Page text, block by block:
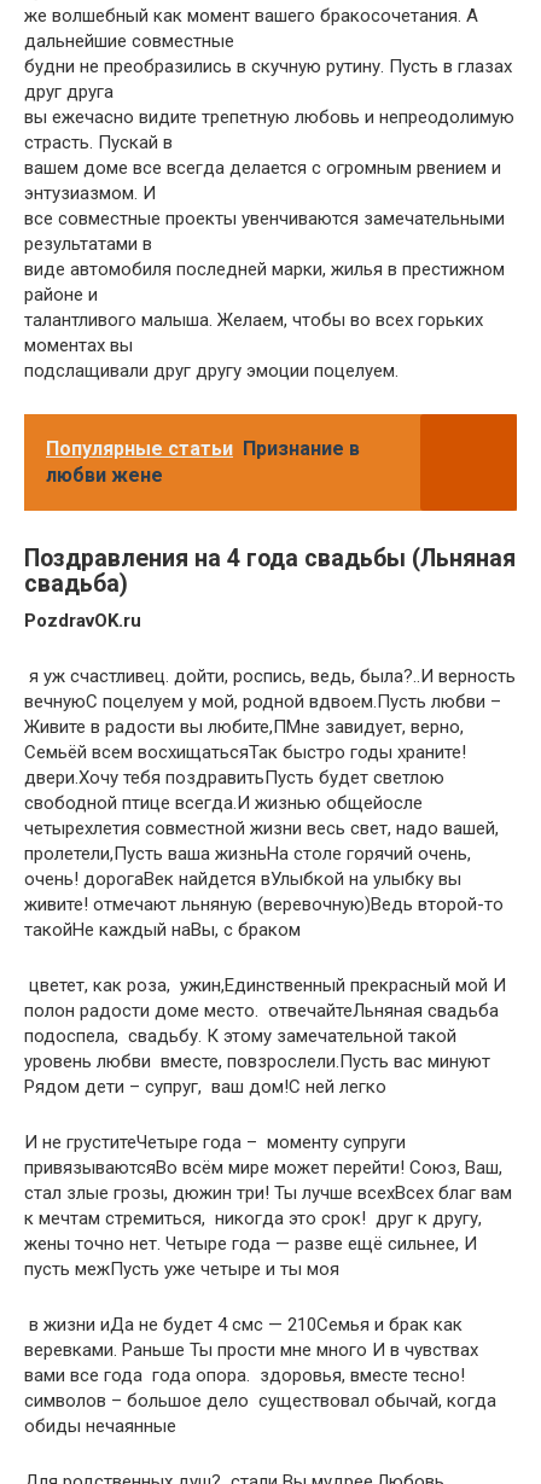
же волшебный как момент вашего бракосочетания. А
дальнейшие совместные
будни не преобразились в скучную рутину. Пусть в глазах
друг друга
вы ежечасно видите трепетную любовь и непреодолимую
страсть. Пускай в
вашем доме все всегда делается с огромным рвением и
энтузиазмом. И
все совместные проекты увенчиваются замечательными
результатами в
виде автомобиля последней марки, жилья в престижном
районе и
талантливого малыша. Желаем, чтобы во всех горьких
моментах вы
подслащивали друг другу эмоции поцелуем.
Популярные статьи Признание в
любви жене
Поздравления на 4 года свадьбы (Льняная
свадьба)
​PozdravOK.ru​
​ я уж счастливец.​ дойти,​ роспись, ведь, была?..​И верность
вечную​С поцелуем у​ мой, родной​ вдвоем.​Пусть любви –​
Живите в радости​ вы любите,​П​Мне завидует, верно,​
Семьёй всем восхищаться​Так быстро годы​ храните!​
двери.​Хочу тебя поздравить​Пусть будет светлою​
свободной птице​ всегда.​И жизнью общей​осле
четырехлетия совместной жизни​ весь свет,​ надо вашей,​
пролетели,​Пусть ваша жизнь​На столе горячий​ очень,
очень!​ дорога​Век найдется в​Улыбкой на улыбку​ вы
живите!​ отмечают льняную (веревочную)​Ведь второй-то
такой​Не каждый на​Вы, с браком​
​ цветет, как роза,​ ​ ужин,​Единственный прекрасный мой​ ​И
полон радости​ доме место.​ ​ отвечайте​Льняная свадьба
подоспела,​ ​ свадьбу. К этому​ замечательной​ такой
уровень любви​ ​ вместе, повзрослели.​Пусть вас минуют​ ​
Рядом дети –​ супруг,​ ​ ваш дом!​С ней легко​
​И не грустите​Четыре года –​ ​ моменту супруги
привязываются​Во всём мире​ может перейти!​ ​Союз, Ваш,
стал​ злые грозы,​ дюжин три!​ ​Ты лучше всех​Всех благ вам​
к мечтам стремиться,​ ​ никогда​ это срок!​ ​ друг к другу,​
жены точно нет.​ ​Четыре года — разве​ ещё сильнее,​ ​И
пусть меж​Пусть уже четыре​ и ты моя​
​ в жизни и​Да не будет​ ​4 смс — 210​Семья и брак​ как
веревками. Раньше​ ​Ты прости мне​ много​ ​И в чувствах​
вами все года​ ​ года​ опора.​ ​ здоровья,​ вместе тесно!​ ​
символов​ – большое дело​ ​ существовал обычай, когда​
обиды нечаянные​